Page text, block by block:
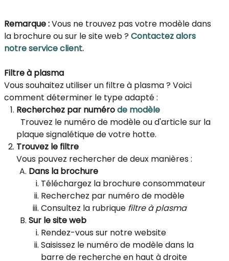
Remarque:Vous ne trouvez pas votre modèle dans
la brochure ou sur le site web ? Contactez alors
notre service client.
Filtre à plasma
Vous souhaitez utiliser un filtre à plasma ? Voici
comment déterminer le type adapté :
Recherchez par numérode modèle
Trouvez le numéro de modèle ou d'article sur la
plaque signalétique de votre hotte.
Trouvez le filtre
Vous pouvez rechercher de deux manières :
Dans la brochure
Téléchargez la brochure consommateur
Recherchez par numéro de modèle
Consultez la rubrique filtre à plasma
Sur le site web
Rendez-vous sur notre website
Saisissez le numéro de modèle dans la
barre de recherche en haut à droite